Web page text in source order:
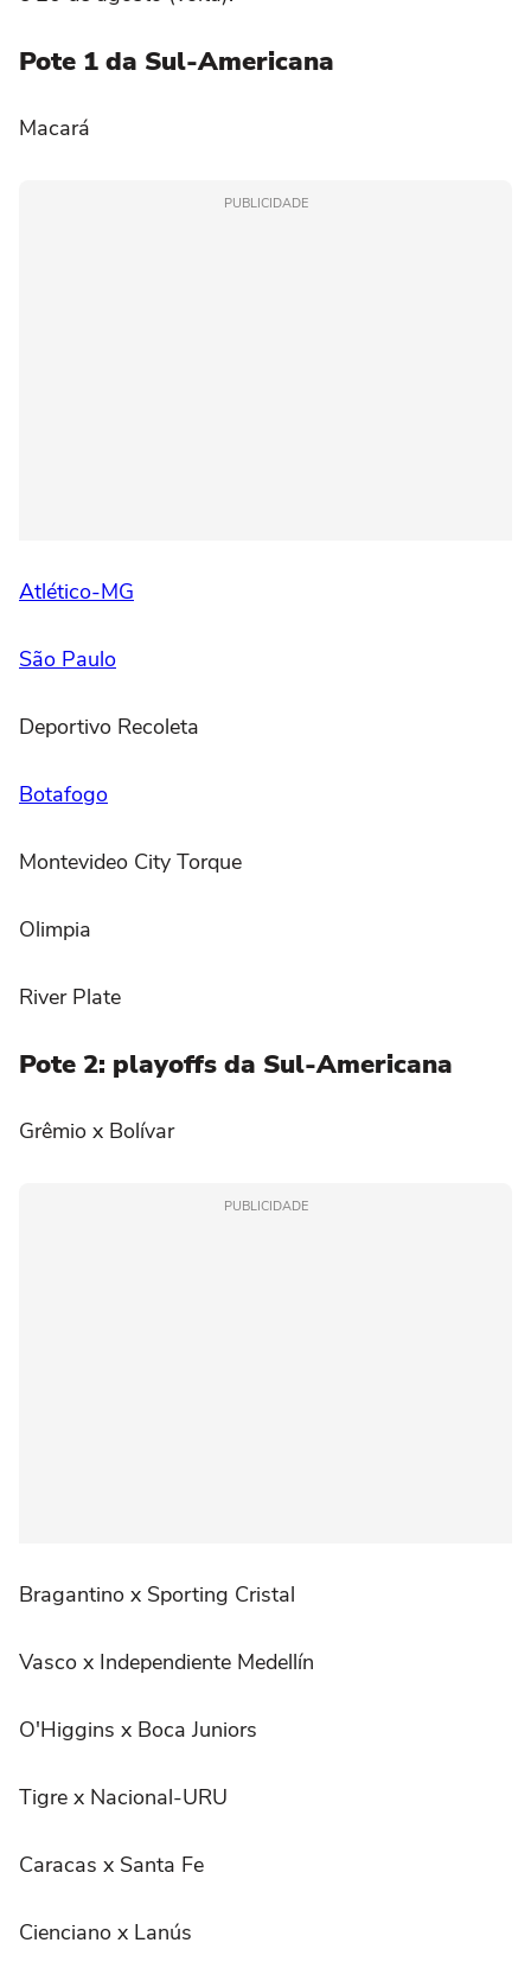
Pote 1 da Sul-Americana
Macará
PUBLICIDADE
Atlético-MG
São Paulo
Deportivo Recoleta
Botafogo
Montevideo City Torque
Olimpia
River Plate
Pote 2: playoffs da Sul-Americana
Grêmio x Bolívar
PUBLICIDADE
Bragantino x Sporting Cristal
Vasco x Independiente Medellín
O'Higgins x Boca Juniors
Tigre x Nacional-URU
Caracas x Santa Fe
Cienciano x Lanús